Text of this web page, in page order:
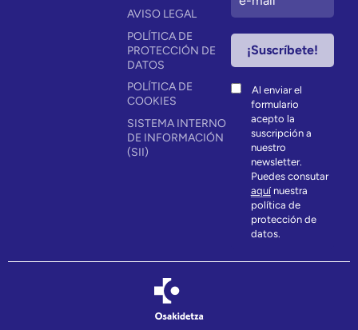
AVISO LEGAL
POLÍTICA DE
PROTECCIÓN DE
DATOS
POLÍTICA DE
COOKIES
SISTEMA INTERNO
DE INFORMACIÓN
(SII)
Al enviar el
formulario
acepto la
suscripción a
nuestro
newsletter.
Puedes consutar
aquínuestra
política de
protección de
datos.